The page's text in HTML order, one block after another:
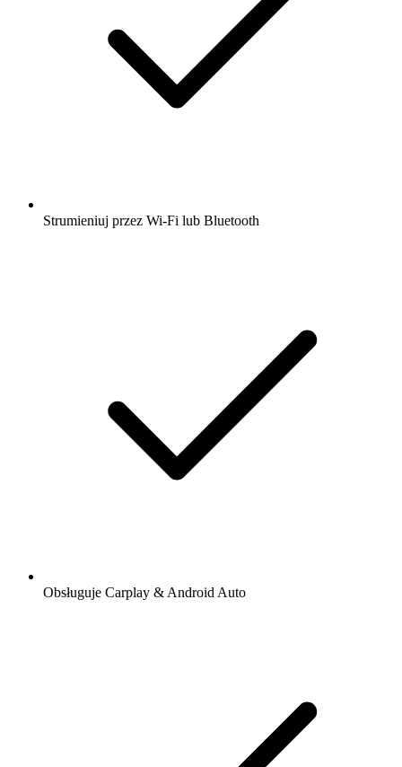
Strumieniuj przez Wi-Fi lub Bluetooth
Obsługuje Carplay & Android Auto